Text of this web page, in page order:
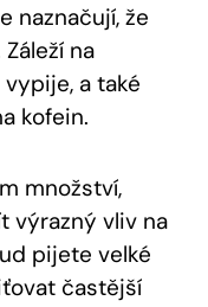
naznačují, že
na
a také
kofein.
množství,
výrazný vliv na
pijete velké
častější